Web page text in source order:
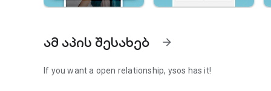
ამ აპის შესახებ arrow_forward
If you want a open relationship, ysos has it!